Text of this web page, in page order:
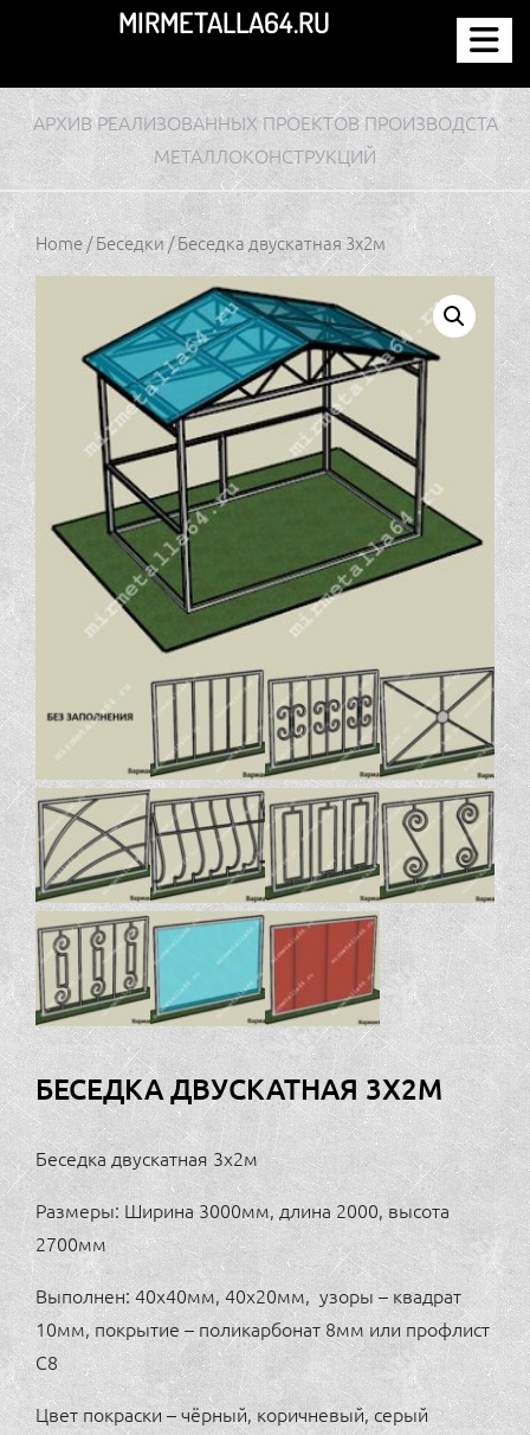
содержимому
MIRMETALLA64.RU
АРХИВ РЕАЛИЗОВАННЫХ ПРОЕКТОВ ПРОИЗВОДСТА
МЕТАЛЛОКОНСТРУКЦИЙ
Home/Беседки/ Беседка двускатная 3х2м
БЕСЕДКА ДВУСКАТНАЯ 3Х2М
Беседка двускатная 3х2м
Размеры: Ширина 3000мм, длина 2000, высота
2700мм
Выполнен: 40х40мм, 40х20мм, узоры – квадрат
10мм, покрытие – поликарбонат 8мм или профлист
С8
Цвет покраски – чёрный, коричневый, серый